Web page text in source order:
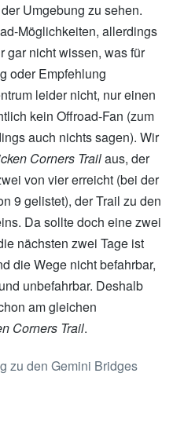
Umgebung zu sehen.
Möglichkeiten, allerdings
gar nicht wissen, was für
oder Empfehlung
leider nicht, nur einen
kein Offroad-Fan (zum
auch nichts sagen). Wir
Corners Trailaus, der
von vier erreicht (bei der
9 gelistet), der Trail zu den
Da sollte doch eine zwei
nächsten zwei Tage ist
die Wege nicht befahrbar,
unbefahrbar. Deshalb
am gleichen
Corners Trail.